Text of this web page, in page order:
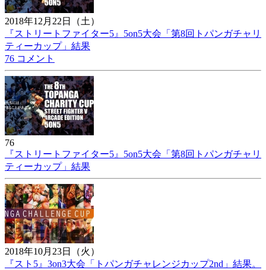
2018年12月22日（土）
『ストリートファイター5』5on5大会「第8回トパンガチャリ
ティーカップ」結果
76 コメント
76
『ストリートファイター5』5on5大会「第8回トパンガチャリ
ティーカップ」結果
2018年10月23日（火）
『スト5』3on3大会「トパンガチャレンジカップ2nd」結果。